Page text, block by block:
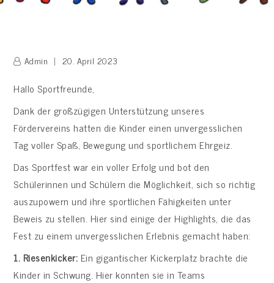
Admin 20. April 2023
Hallo Sportfreunde,
Dank der großzügigen Unterstützung unseres
Fördervereins hatten die Kinder einen unvergesslichen
Tag voller Spaß, Bewegung und sportlichem Ehrgeiz.
Das Sportfest war ein voller Erfolg und bot den
Schülerinnen und Schülern die Möglichkeit, sich so richtig
auszupowern und ihre sportlichen Fähigkeiten unter
Beweis zu stellen. Hier sind einige der Highlights, die das
Fest zu einem unvergesslichen Erlebnis gemacht haben:
1. Riesenkicker: Ein gigantischer Kickerplatz brachte die
Kinder in Schwung. Hier konnten sie in Teams